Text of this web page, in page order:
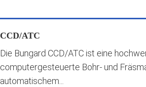
CCD/ATC
Die Bungard CCD/ATC ist eine
computergesteuerte Bohr- und
automatischem...